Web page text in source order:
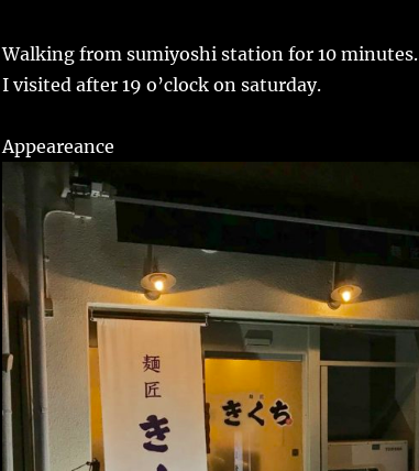
Walking from sumiyoshi station for 10 minutes.
I visited after 19 o’clock on saturday.
Appeareance